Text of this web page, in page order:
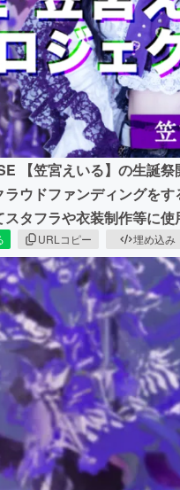
【笠宮えいる】の生誕
ウドファンディングを
タフラや衣装制作等に使
URLコピー 埋め込み